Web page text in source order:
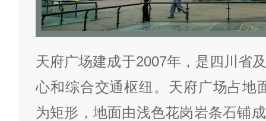
天府广场建成于2007年，是四川省
心和综合交通枢纽。天府广场占地
为矩形，地面由浅色花岗岩条石铺